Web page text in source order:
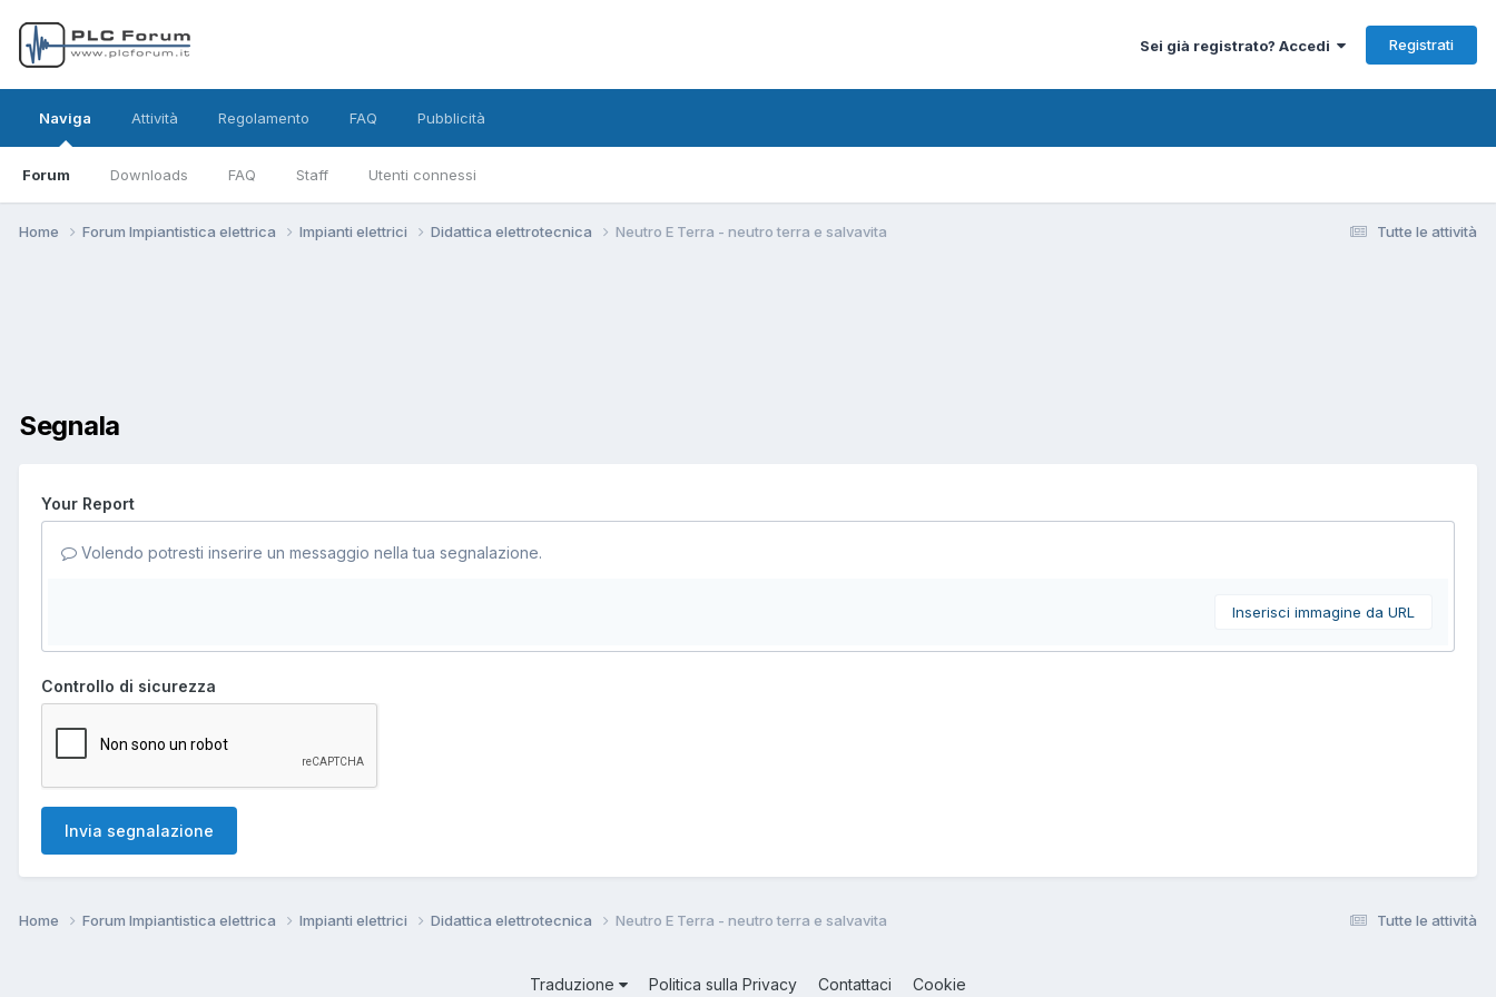
Sei già registrato? Accedi Registrati
Naviga
Forum Downloads FAQ Staff Utenti connessi
Attività Regolamento FAQ Pubblicità
Tutte le attività
Home Forum Impiantistica elettrica Impianti elettrici Didattica elettrotecnica Neutro E Terra - neutro terra e salvavita
Segnala
Your Report
Volendo potresti inserire un messaggio nella tua segnalazione.
Inserisci immagine da URL
Controllo di sicurezza
Invia segnalazione
Tutte le attività
Home Forum Impiantistica elettrica Impianti elettrici Didattica elettrotecnica Neutro E Terra - neutro terra e salvavita
Traduzione Politica sulla Privacy Contattaci Cookie